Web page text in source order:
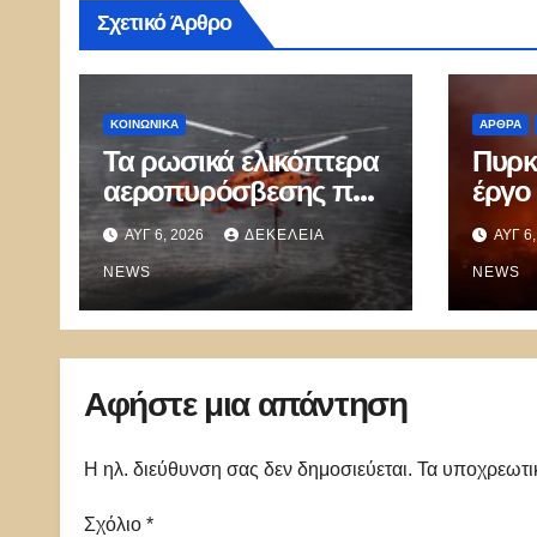
Σχετικό Άρθρο
ΚΟΙΝΩΝΙΚΑ
Τα ρωσικά ελικόπτερα
αεροπυρόσβεσης που
μπορούν να ρίχνουν 5
τόνους νερού με 8
μποφόρ
ΑΥΓ 6, 2026 ΔΕΚΈΛΕΙΑ
NEWS
ΑΡΘΡΑ
έργο
ΑΥΓ
NEWS
Αφήστε μια απάντηση
Η ηλ. διεύθυνση σας δεν δημοσιεύεται. Τα
Σχόλιο *